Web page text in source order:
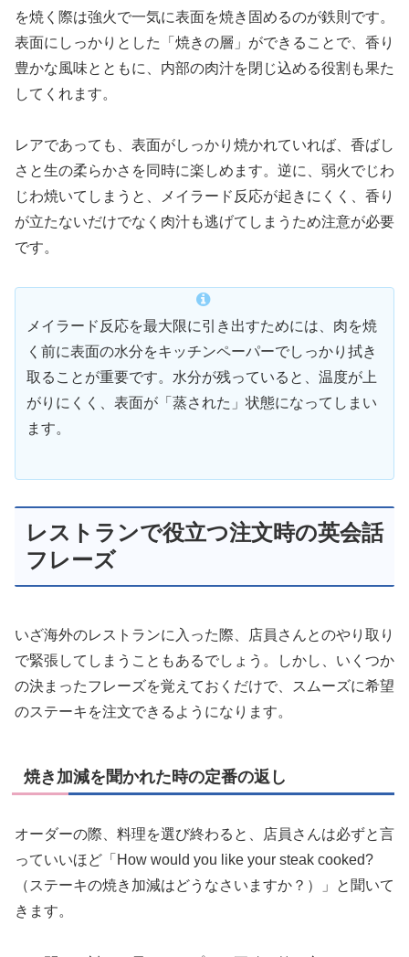
を焼く際は強火で一気に表面を焼き固めるのが鉄則です。
表面にしっかりとした「焼きの層」ができることで、香り
豊かな風味とともに、内部の肉汁を閉じ込める役割も果た
してくれます。
レアであっても、表面がしっかり焼かれていれば、香ばし
さと生の柔らかさを同時に楽しめます。逆に、弱火でじわ
じわ焼いてしまうと、メイラード反応が起きにくく、香り
が立たないだけでなく肉汁も逃げてしまうため注意が必要
です。
メイラード反応を最大限に引き出すためには、肉を焼
く前に表面の水分をキッチンペーパーでしっかり拭き
取ることが重要です。水分が残っていると、温度が上
がりにくく、表面が「蒸された」状態になってしまい
ます。
レストランで役立つ注文時の英会話
フレーズ
いざ海外のレストランに入った際、店員さんとのやり取り
で緊張してしまうこともあるでしょう。しかし、いくつか
の決まったフレーズを覚えておくだけで、スムーズに希望
のステーキを注文できるようになります。
焼き加減を聞かれた時の定番の返し
オーダーの際、料理を選び終わると、店員さんは必ずと言
っていいほど「How would you like your steak cooked?
（ステーキの焼き加減はどうなさいますか？）」と聞いて
きます。